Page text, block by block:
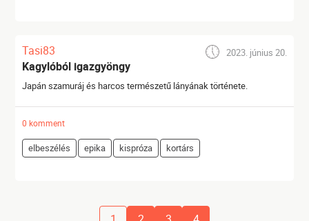
Tasi83 2023. június 20.
Kagylóból igazgyöngy
Japán szamuráj és harcos természetű lányának története.
0 komment
elbeszélés epika kispróza kortárs